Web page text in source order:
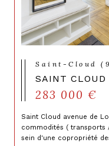
Saint-Cloud
SAINT CLOUD
283 000 €
Saint Cloud avenue de
commodités ( transports
sein d'une copropriété